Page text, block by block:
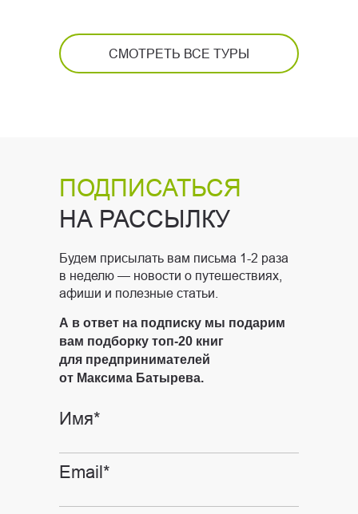
СМОТРЕТЬ ВСЕ ТУРЫ
ПОДПИСАТЬСЯ
НА РАССЫЛКУ
Будем присылать вам письма 1-2 раза
в неделю — новости о путешествиях,
афиши и полезные статьи.
Имя*
Email*
А в ответ на подписку мы подарим
вам подборку топ-20 книг
для предпринимателей
от Максима Батырева.